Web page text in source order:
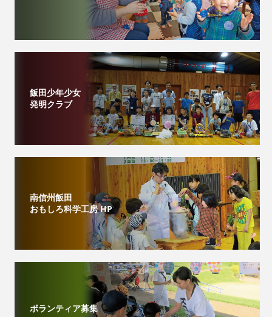
飯田少年少女
発明クラブ
南信州飯田
おもしろ科学工房 HP
ボランティア募集